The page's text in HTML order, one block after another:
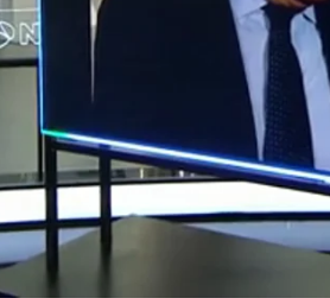
González, ha destacado este
el exvicepresidente del
viernes a causa de un ictus.
que a una persona", ha señalado.
política de Rubalcaba y
a si Rubalcaba se entristeció
de las listas a políticos como
el equipo de Rubalcaba.